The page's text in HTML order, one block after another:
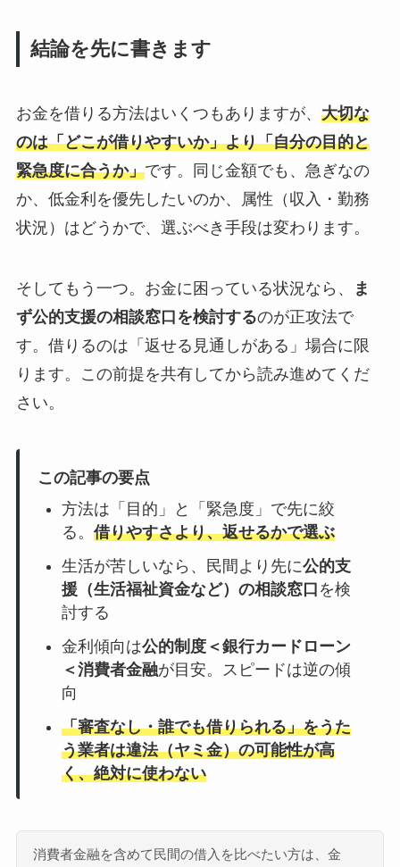
結論を先に書きます
お金を借りる方法はいくつもありますが、 大切な
のは「どこが借りやすいか」より「自分の目的と
緊急度に合うか」です。同じ金額でも、急ぎなの
か、低金利を優先したいのか、属性（収入・勤務
状況）はどうかで、選ぶべき手段は変わります。
そしてもう一つ。お金に困っている状況なら、
ま
ず公的支援の相談窓口を検討するのが正攻法で
す。借りるのは「返せる見通しがある」場合に限
ります。この前提を共有してから読み進めてくだ
さい。
この記事の要点
方法は「目的」と「緊急度」で先に絞
る。 借りやすさより、返せるかで選ぶ
生活が苦しいなら、民間より先に公的支
援（生活福祉資金など）の相談窓口 を検
討する
金利傾向は公的制度＜銀行カードローン
＜消費者金融が目安。スピードは逆の傾
向
「審査なし・誰でも借りられる」をうた
う業者は違法（ヤミ金）の可能性が高
く、絶対に使わない
消費者金融を含めて民間の借入を比べたい方は、金